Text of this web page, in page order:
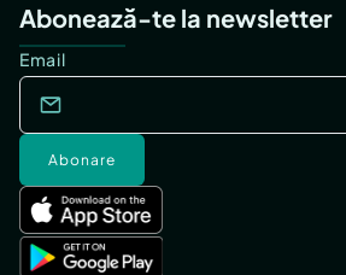
Abonează-te la newsletter
Email
Abonare